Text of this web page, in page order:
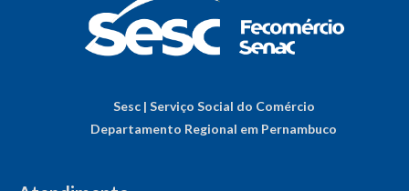
Sesc | Serviço Social do Comércio
Departamento Regional em Pernambuco